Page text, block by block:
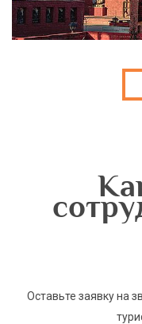
Оставьте заявку на